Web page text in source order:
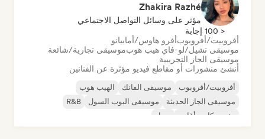
Zhakira Razhé
مؤثر على وسائل التواصل الاجتماعي
< 100 إجابة
أفروبيت/أفروبوبأفرو هاوس/أمابيانو
موسيقى تشيل/لو-فاي هيب هوبموسيقى تجارية/شائعة
موسيقى الجاز التجريبية
أنشئ منشورات أو مقاطع فيديو مؤثرة عن الفنانين
أفروبيت/أفروبوب موسيقى الفانك
الهيب هوب
موسيقى الجاز الحديثة
موسيقى البوب السول
R&B
مغني وكاتب أغاني
سول